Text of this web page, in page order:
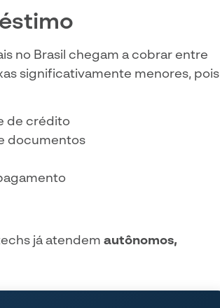
no Brasil chegam a cobrar entre
significativamente menores, pois
de crédito
documentos
já atendem autônomos,